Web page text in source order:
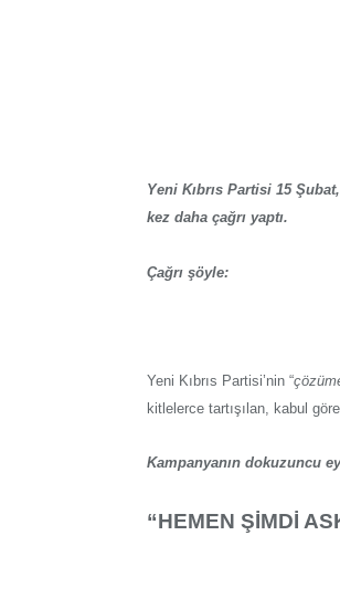
Yeni Kıbrıs Partisi 15
kez daha çağrı yaptı.
Çağrı şöyle:
Yeni Kıbrıs Partisi’nin “
kitlelerce tartışılan, kabul
Kampanyanın dokuzuncu
“HEMEN ŞİMDİ